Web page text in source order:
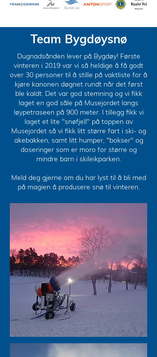
Team Bygdøysnø
Dugnadsånden lever på Bygdøy! Første
vinteren i 2019 var vi så heldige å få godt
over 30 personer til å stille på vaktliste for å
kjøre kanonen døgnet rundt når det først
ble kaldt. Det var god stemning og vi fikk
laget en god såle på Musejordet langs
løypetraseen på 900 meter. I tillegg fikk vi
laget et lite "snøfjell" på toppen av
Musejordet så vi fikk litt større fart i ski- og
akebakken, samt litt humper, "bokser" og
doseringer som er moro for større og
mindre barn i skileikparken.
Meld deg gjerne om du har lyst til å bli med
på magien å produsere snø til vinteren.